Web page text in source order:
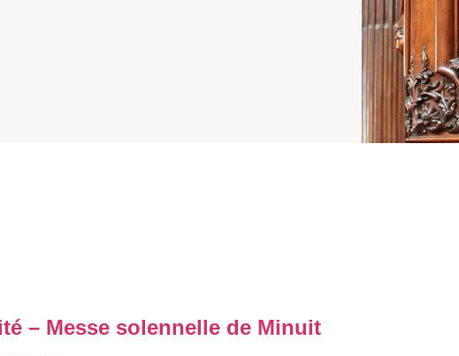
– Messe solennelle de Minuit